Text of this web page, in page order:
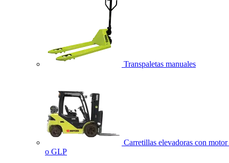
Transpaletas manuales
Carretillas elevadoras con motor
o GLP